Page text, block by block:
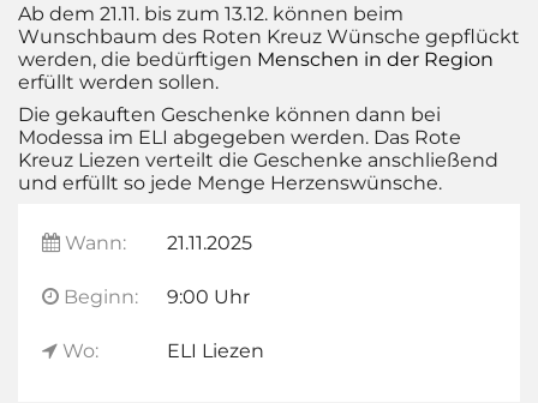
Ab dem 21.11. bis zum 13.12. können beim
Wunschbaum des Roten Kreuz Wünsche gepflückt
werden, die bedürftigen Menschen in der Region
erfüllt werden sollen.
Die gekauften Geschenke können dann bei
Modessa im ELI abgegeben werden. Das Rote
Kreuz Liezen verteilt die Geschenke anschließend
und erfüllt so jede Menge Herzenswünsche.
Wann: 21.11.2025
Beginn: 9:00 Uhr
Wo: ELI Liezen